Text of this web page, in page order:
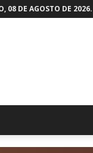
08 DE AGOSTO DE 2026.